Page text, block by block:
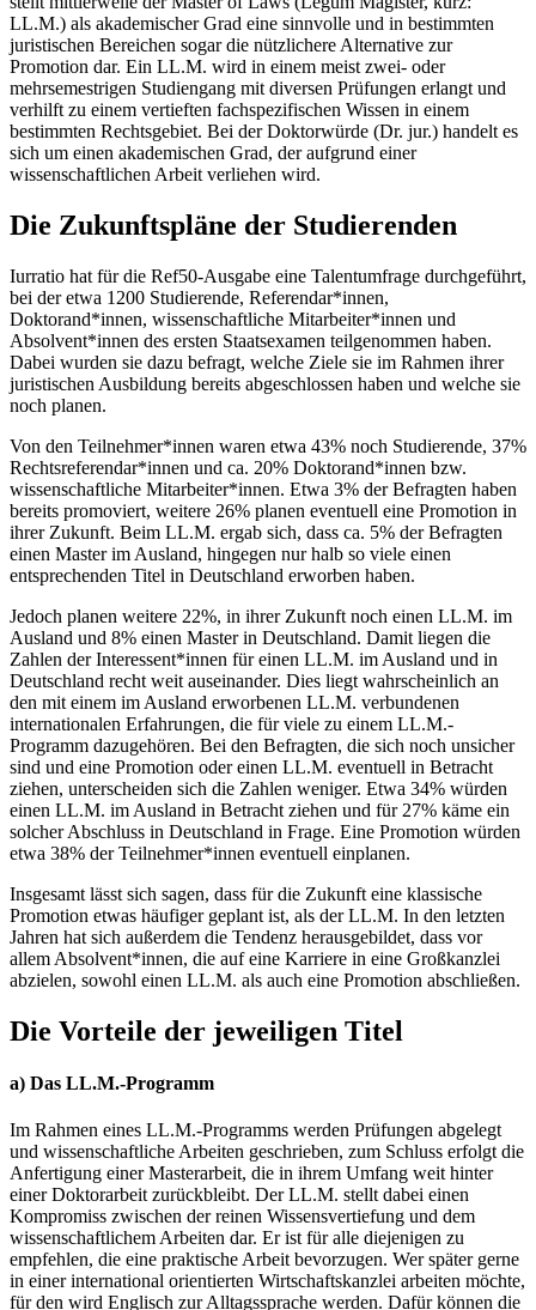
LL.M.) als akademischer Grad eine sinnvolle und in bestimmten
juristischen Bereichen sogar die nützlichere Alternative zur
Promotion dar. Ein LL.M. wird in einem meist zwei- oder
mehrsemestrigen Studiengang mit diversen Prüfungen erlangt und
verhilft zu einem vertieften fachspezifischen Wissen in einem
bestimmten Rechtsgebiet. Bei der Doktorwürde (Dr. jur.) handelt es
sich um einen akademischen Grad, der aufgrund einer
wissenschaftlichen Arbeit verliehen wird.
Die Zukunftspläne der Studierenden
Iurratio hat für die Ref50-Ausgabe eine Talentumfrage durchgeführt,
bei der etwa 1200 Studierende, Referendar*innen,
Doktorand*innen, wissenschaftliche Mitarbeiter*innen und
Absolvent*innen des ersten Staatsexamen teilgenommen haben.
Dabei wurden sie dazu befragt, welche Ziele sie im Rahmen ihrer
juristischen Ausbildung bereits abgeschlossen haben und welche sie
noch planen.
Von den Teilnehmer*innen waren etwa 43% noch Studierende, 37%
Rechtsreferendar*innen und ca. 20% Doktorand*innen bzw.
wissenschaftliche Mitarbeiter*innen. Etwa 3% der Befragten haben
bereits promoviert, weitere 26% planen eventuell eine Promotion in
ihrer Zukunft. Beim LL.M. ergab sich, dass ca. 5% der Befragten
einen Master im Ausland, hingegen nur halb so viele einen
entsprechenden Titel in Deutschland erworben haben.
Jedoch planen weitere 22%, in ihrer Zukunft noch einen LL.M. im
Ausland und 8% einen Master in Deutschland. Damit liegen die
Zahlen der Interessent*innen für einen LL.M. im Ausland und in
Deutschland recht weit auseinander. Dies liegt wahrscheinlich an
den mit einem im Ausland erworbenen LL.M. verbundenen
internationalen Erfahrungen, die für viele zu einem LL.M.-
Programm dazugehören. Bei den Befragten, die sich noch unsicher
sind und eine Promotion oder einen LL.M. eventuell in Betracht
ziehen, unterscheiden sich die Zahlen weniger. Etwa 34% würden
einen LL.M. im Ausland in Betracht ziehen und für 27% käme ein
solcher Abschluss in Deutschland in Frage. Eine Promotion würden
etwa 38% der Teilnehmer*innen eventuell einplanen.
Insgesamt lässt sich sagen, dass für die Zukunft eine klassische
Promotion etwas häufiger geplant ist, als der LL.M. In den letzten
Jahren hat sich außerdem die Tendenz herausgebildet, dass vor
allem Absolvent*innen, die auf eine Karriere in eine Großkanzlei
abzielen, sowohl einen LL.M. als auch eine Promotion abschließen.
Die Vorteile der jeweiligen Titel
a) Das LL.M.-Programm
Im Rahmen eines LL.M.-Programms werden Prüfungen abgelegt
und wissenschaftliche Arbeiten geschrieben, zum Schluss erfolgt die
Anfertigung einer Masterarbeit, die in ihrem Umfang weit hinter
einer Doktorarbeit zurückbleibt. Der LL.M. stellt dabei einen
Kompromiss zwischen der reinen Wissensvertiefung und dem
wissenschaftlichem Arbeiten dar. Er ist für alle diejenigen zu
empfehlen, die eine praktische Arbeit bevorzugen. Wer später gerne
in einer international orientierten Wirtschaftskanzlei arbeiten möchte,
für den wird Englisch zur Alltagssprache werden. Dafür können die